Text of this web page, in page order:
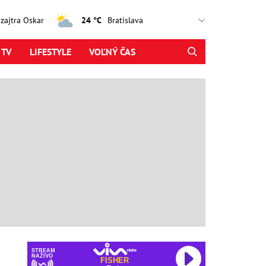
Oskar 24 °C
LIFESTYLE VOĽNÝ ČAS
STREAM
NAŽIVO
FISHER